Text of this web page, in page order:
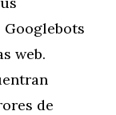
web.
de